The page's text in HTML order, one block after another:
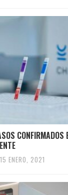
CONFIRMADOS
15 ENERO, 2021